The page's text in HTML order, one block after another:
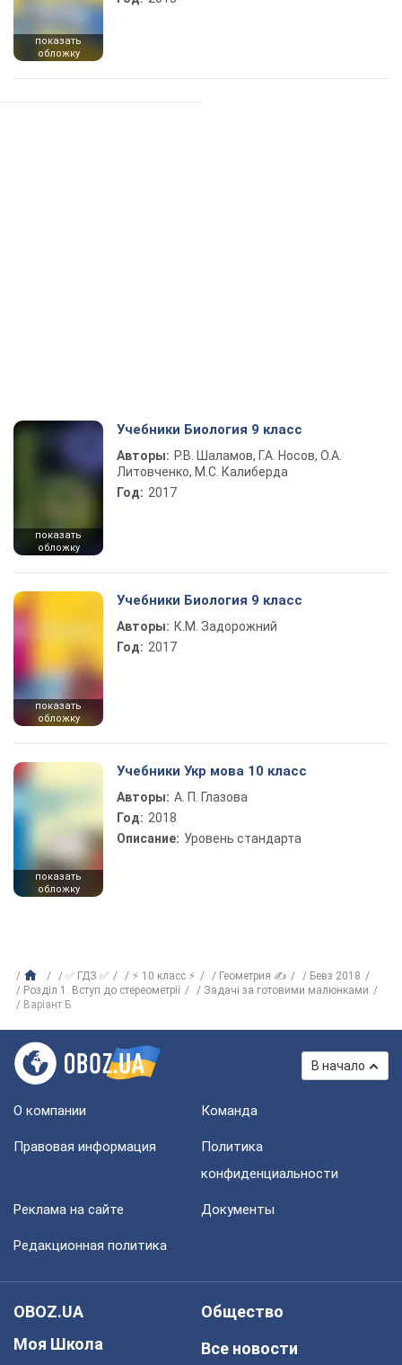
показать
обложку
показать
обложку
Учебники Биология 9 класс
Авторы: Р.В. Шаламов, Г.А. Носов, О.А.
Литовченко, М.С. Калиберда
Год: 2017
показать
обложку
Учебники Биология 9 класс
Авторы: К.М. Задорожний
Год: 2017
показать
обложку
Учебники Укр мова 10 класс
Авторы: А. П. Глазова
Год: 2018
Описание: Уровень стандарта
✅ ГДЗ ✅ ⚡ 10 класс ⚡ Геометрия ✍
Бевз 2018
Розділ 1. Вступ до стереометрії
Задачі за готовими малюнками
Варіант Б
В начало
О компании Команда
Правовая информация
Политика
конфиденциальности
Реклама на сайте Документы
Редакционная политика
OBOZ.UA
Моя Школа
Общество
Все новости